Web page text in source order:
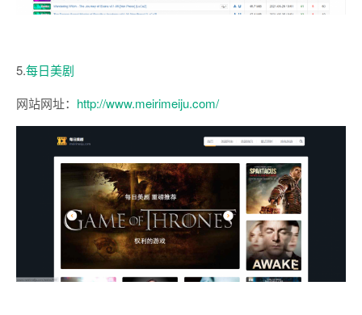
5.每日美剧
网站网址： http://www.meirimeiju.com/